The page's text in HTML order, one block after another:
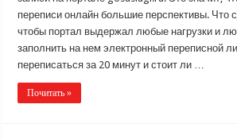
переписи онлайн большие перспективы. Что
чтобы портал выдержал любые нагрузки и
заполнить на нем электронный переписной
переписаться за 20 минут и стоит ли …
Почитать »